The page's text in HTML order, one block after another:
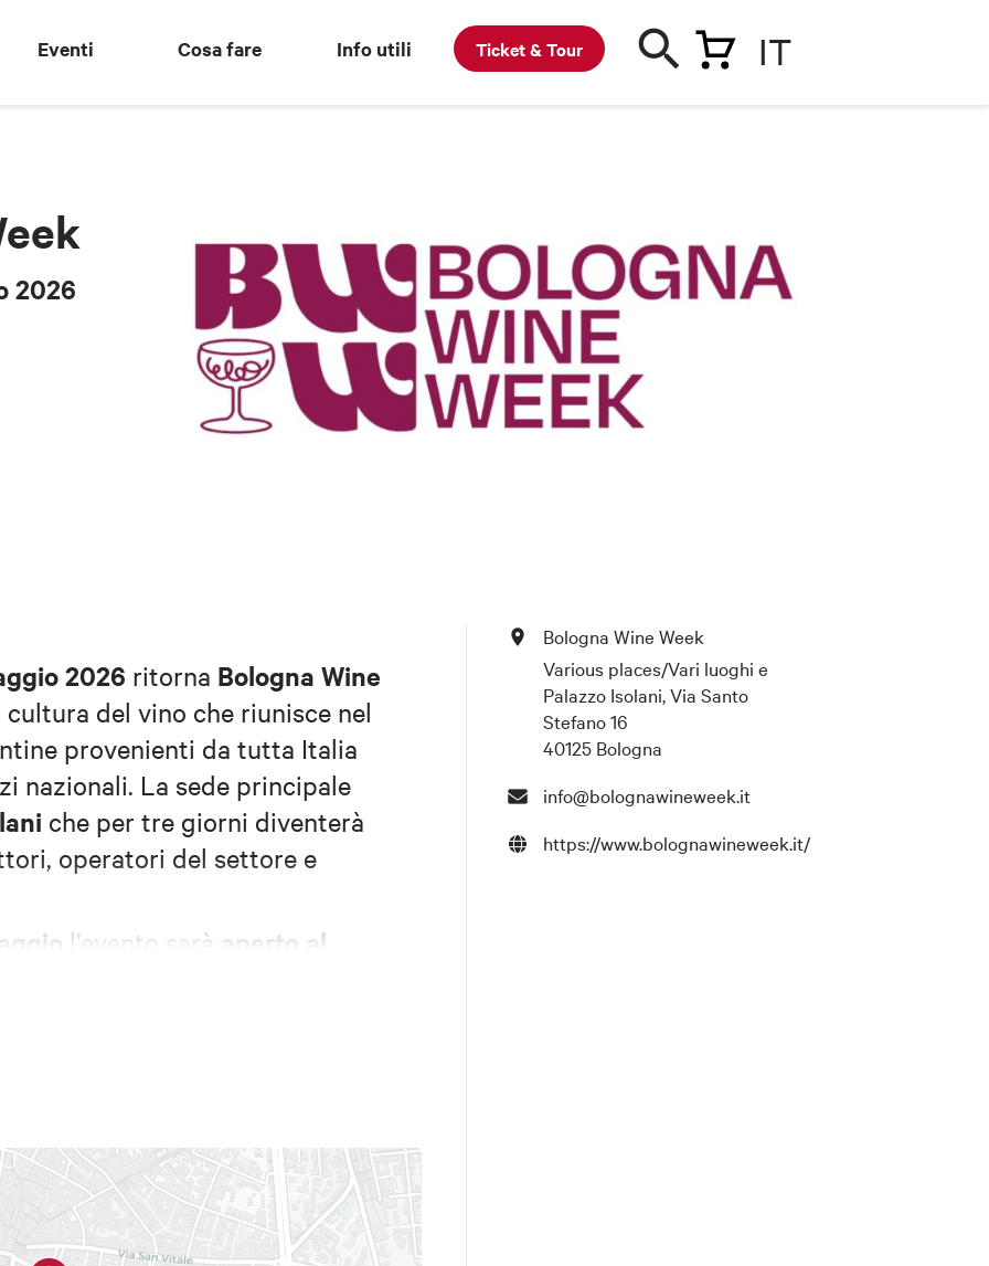
Eventi Cosa fare Info utili Ticket & Tour IT
2026
2026 ritorna Bologna Wine
cultura del vino che riunisce nel
provenienti da tutta Italia
nazionali. La sede principale
che per tre giorni diventerà
operatori del settore e
l’evento sarà aperto al
il tessuto cittadino con
di approfondimento che
e consorzi. Ristoranti ed
Bologna Wine Week
Various places/Vari luoghi e
Palazzo Isolani, Via Santo
Stefano 16
40125 Bologna
info@bolognawineweek.it
https://www.bolognawineweek.it/